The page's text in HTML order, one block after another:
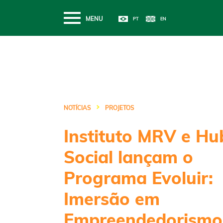
MENU
NOTÍCIAS PROJETOS
Instituto MRV e
Social lançam o
Programa Evoluir:
Imersão em